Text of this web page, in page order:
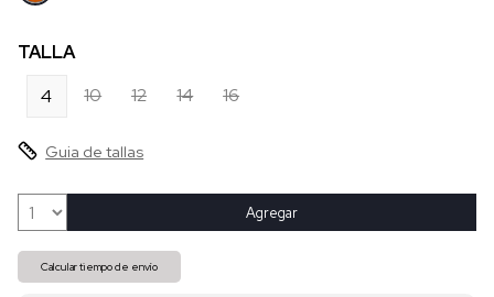
TALLA
4
10 12 14 16
Guia de tallas
Agregar
Calcular tiempo de envío